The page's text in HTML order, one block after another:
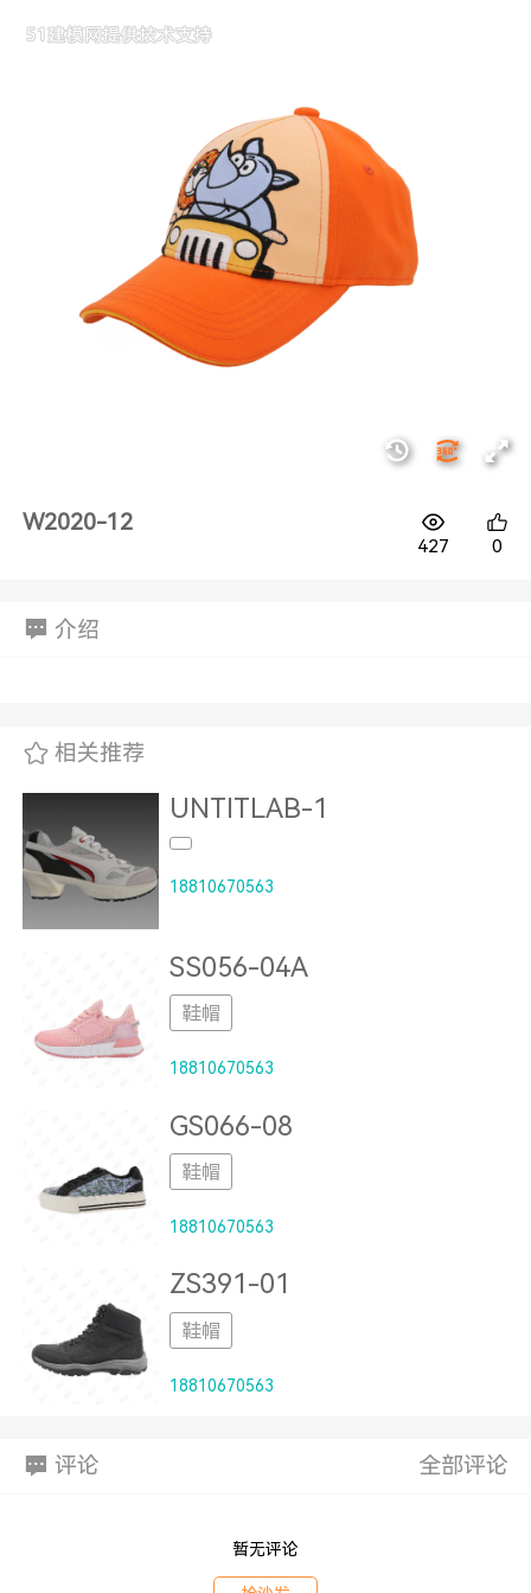
1688
W2020-12
427 0
介绍
相关推荐
UNTITLAB-1
18810670563
SS056-04A
鞋帽
18810670563
GS066-08
鞋帽
18810670563
ZS391-01
鞋帽
18810670563
评论 全部评论
暂无评论